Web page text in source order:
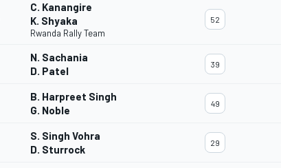
C. Kanangire
K. Shyaka
Rwanda Rally Team
52
N. Sachania
D. Patel
39
B. Harpreet Singh
G. Noble
49
S. Singh Vohra
D. Sturrock
29